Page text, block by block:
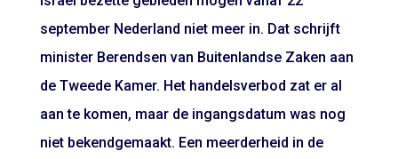
september Nederland niet meer in. Dat schrijft
minister Berendsen van Buitenlandse Zaken aan
de Tweede Kamer. Het handelsverbod zat er al
aan te komen, maar de ingangsdatum was nog
niet bekendgemaakt. Een meerderheid in de